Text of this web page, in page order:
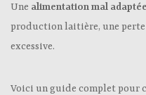
Une alimentation mal adaptée
production laitière, une
excessive.
Voici un guide complet pour